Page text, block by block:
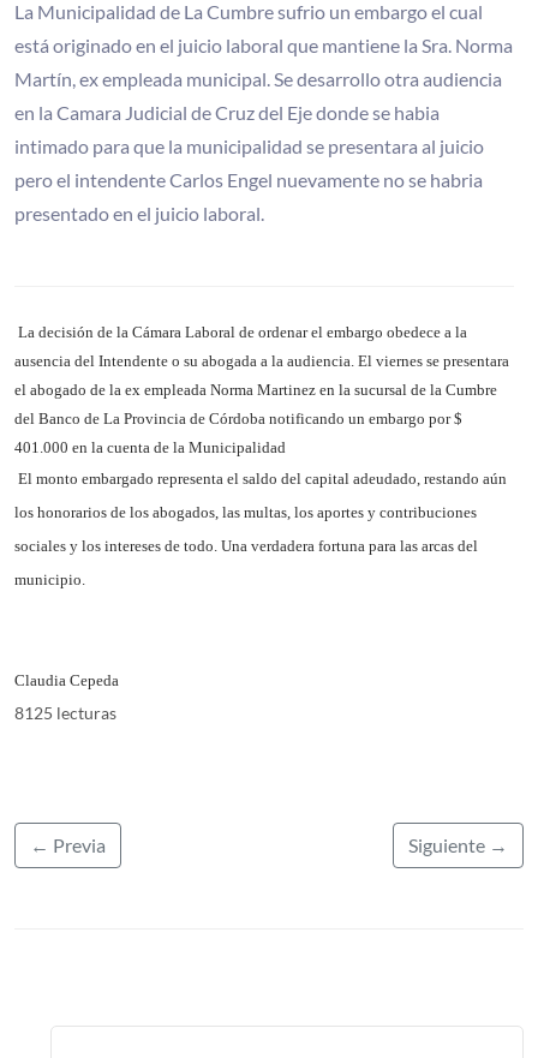
La Municipalidad de La Cumbre sufrio un embargo el cual
está originado en el juicio laboral que mantiene la Sra. Norma
Martín, ex empleada municipal. Se desarrollo otra audiencia
en la Camara Judicial de Cruz del Eje donde se habia
intimado para que la municipalidad se presentara al juicio
pero el intendente Carlos Engel nuevamente no se habria
presentado en el juicio laboral.
La decisión de la Cámara Laboral de ordenar el embargo obedece a la
ausencia del Intendente o su abogada a la audiencia. El viernes se presentara
el abogado de la ex empleada Norma Martinez en la sucursal de la Cumbre
del Banco de La Provincia de Córdoba notificando un embargo por $
401.000 en la cuenta de la Municipalidad
El monto embargado representa el saldo del capital adeudado, restando aún
los honorarios de los abogados, las multas, los aportes y contribuciones
sociales y los intereses de todo. Una verdadera fortuna para las arcas del
municipio.
Claudia Cepeda
8125 lecturas
← Previa Siguiente →